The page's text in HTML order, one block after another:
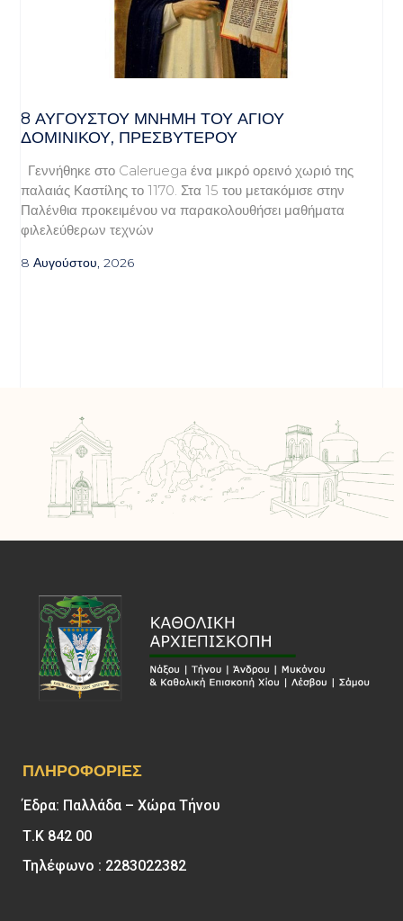
8 ΑΥΓΟΥΣΤΟΥ ΜΝΗΜΗ ΤΟΥ ΑΓΙΟΥ
ΔΟΜΙΝΙΚΟΥ, ΠΡΕΣΒΥΤΕΡΟΥ
Γεννήθηκε στο Caleruega ένα μικρό ορεινό χωριό της
παλαιάς Καστίλης το 1170. Στα 15 του μετακόμισε στην
Παλένθια προκειμένου να παρακολουθήσει μαθήματα
φιλελεύθερων τεχνών
8 Αυγούστου, 2026
ΠΛΗΡΟΦΟΡΊΕΣ
Έδρα: Παλλάδα – Χώρα Τήνου
Τ.Κ 842 00
Τηλέφωνο : 2283022382